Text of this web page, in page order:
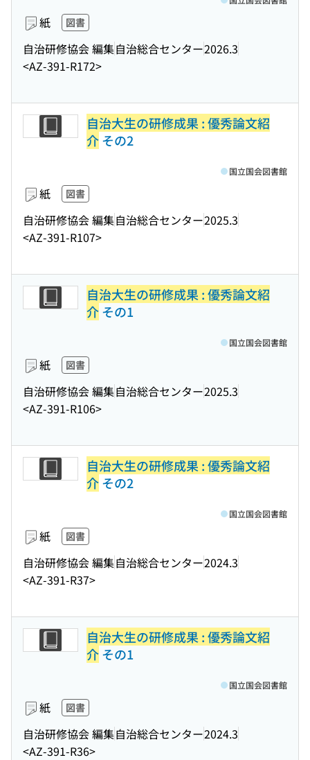
紙 図書
自治研修協会 編集自治総合センター2026.3
<AZ-391-R172>
自治大生の研修成果 : 優秀論文紹
介その2
紙 図書
自治研修協会 編集自治総合センター2025.3
<AZ-391-R107>
国立国会図書館
自治大生の研修成果 : 優秀論文紹
介その1
紙 図書
自治研修協会 編集自治総合センター2025.3
<AZ-391-R106>
国立国会図書館
自治大生の研修成果 : 優秀論文紹
介その2
紙 図書
自治研修協会 編集自治総合センター2024.3
<AZ-391-R37>
国立国会図書館
自治大生の研修成果 : 優秀論文紹
介その1
紙 図書
自治研修協会 編集自治総合センター2024.3
<AZ-391-R36>
国立国会図書館